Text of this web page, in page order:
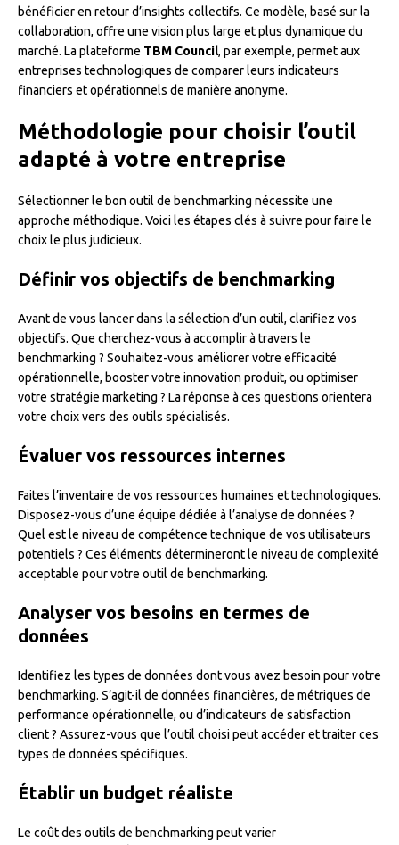
bénéficier en retour d’insights collectifs. Ce modèle, basé sur la
collaboration, offre une vision plus large et plus dynamique du
marché. La plateforme TBM Council, par exemple, permet aux
entreprises technologiques de comparer leurs indicateurs
financiers et opérationnels de manière anonyme.
Méthodologie pour choisir l’outil
adapté à votre entreprise
Sélectionner le bon outil de benchmarking nécessite une
approche méthodique. Voici les étapes clés à suivre pour faire le
choix le plus judicieux.
Définir vos objectifs de benchmarking
Avant de vous lancer dans la sélection d’un outil, clarifiez vos
objectifs. Que cherchez-vous à accomplir à travers le
benchmarking ? Souhaitez-vous améliorer votre efficacité
opérationnelle, booster votre innovation produit, ou optimiser
votre stratégie marketing ? La réponse à ces questions orientera
votre choix vers des outils spécialisés.
Évaluer vos ressources internes
Faites l’inventaire de vos ressources humaines et technologiques.
Disposez-vous d’une équipe dédiée à l’analyse de données ?
Quel est le niveau de compétence technique de vos utilisateurs
potentiels ? Ces éléments détermineront le niveau de complexité
acceptable pour votre outil de benchmarking.
Analyser vos besoins en termes de
données
Identifiez les types de données dont vous avez besoin pour votre
benchmarking. S’agit-il de données financières, de métriques de
performance opérationnelle, ou d’indicateurs de satisfaction
client ? Assurez-vous que l’outil choisi peut accéder et traiter ces
types de données spécifiques.
Établir un budget réaliste
Le coût des outils de benchmarking peut varier